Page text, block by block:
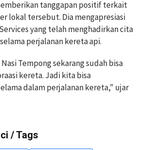
tanggapan positif terkait
lokal tersebut. Dia mengapresiasi
yang telah menghadirkan cita
perjalanan kereta api.
Tempong sekarang sudah bisa
kereta. Jadi kita bisa
dalam perjalanan kereta," ujar
/ Tags